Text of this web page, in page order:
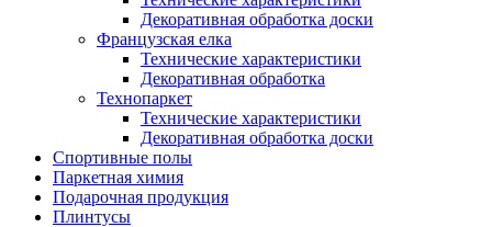
Декоративная обработка доски
Французская елка
Технические характеристики
Декоративная обработка
Технопаркет
Технические характеристики
Декоративная обработка доски
Спортивные полы
Паркетная химия
Подарочная продукция
Плинтусы